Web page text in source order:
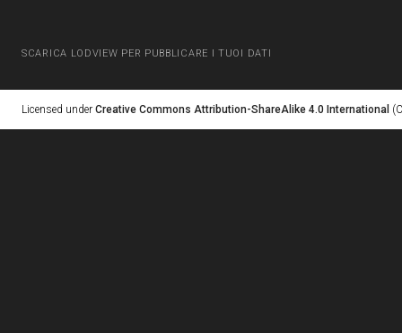
SCARICA LODVIEW PER PUBBLICARE I TUOI DATI
Licensed under Creative Commons Attribution-ShareAlike 4.0 International